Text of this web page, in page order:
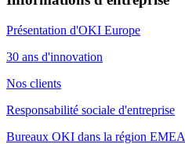
Présentation d'OKI Europe
30 ans d'innovation
Nos clients
Responsabilité sociale d'entreprise
Bureaux OKI dans la région EMEA